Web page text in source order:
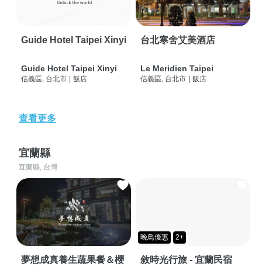
Guide Hotel Taipei Xinyi
Guide Hotel Taipei Xinyi
信義區, 台北市 | 飯店
台北寒舍艾美酒店
Le Meridien Taipei
信義區, 台北市 | 飯店
查看更多
宜蘭縣
宜蘭縣, 台灣
夢想成真養生蔬果餐＆櫻
晚鳥優惠 2+
敘時光行旅 - 宜蘭民宿